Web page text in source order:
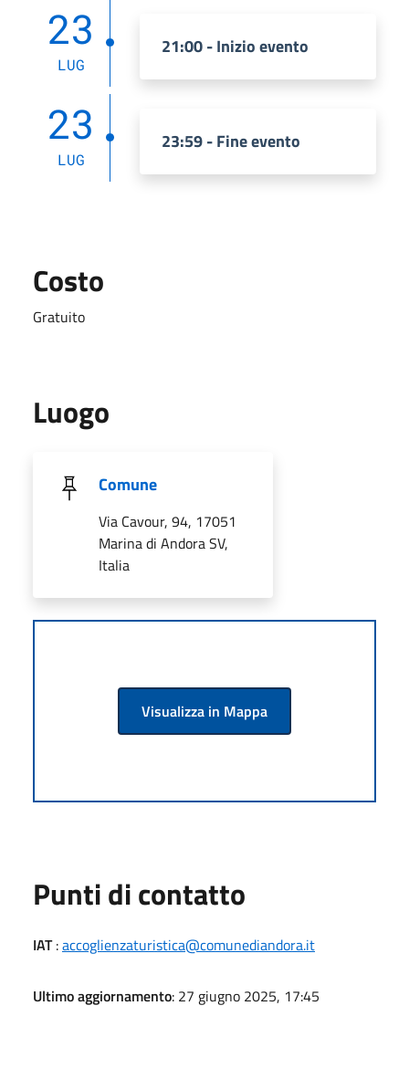
23
LUG
21:00 - Inizio evento
23
LUG
23:59 - Fine evento
Costo
Gratuito
Luogo
Comune
Via Cavour, 94, 17051
Marina di Andora SV,
Italia
Visualizza in Mappa
Punti di contatto
IAT:accoglienzaturistica@comunediandora.it
Ultimo aggiornamento: 27 giugno 2025, 17:45